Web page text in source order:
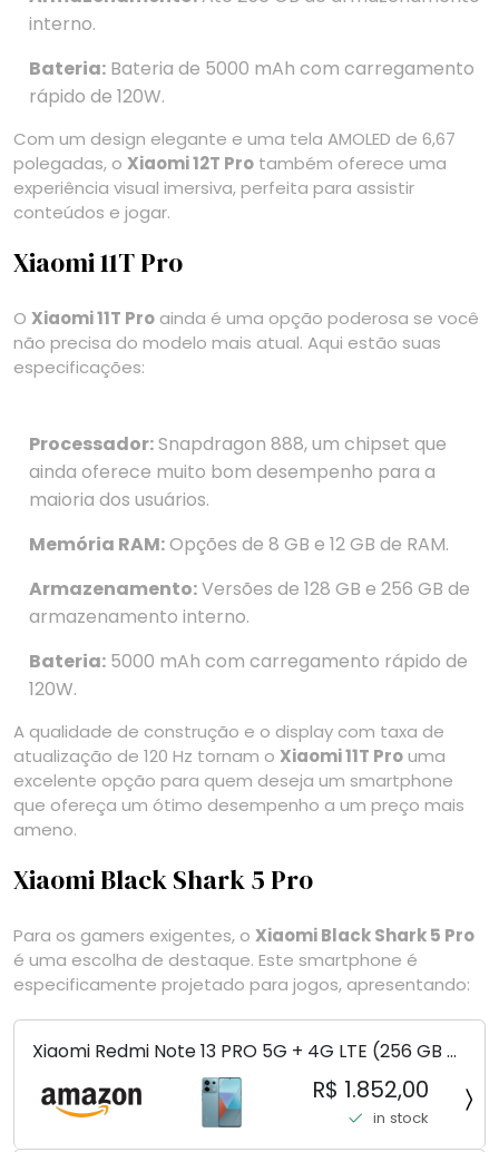
interno.
Bateria: Bateria de 5000 mAh com carregamento
rápido de 120W.
Com um design elegante e uma tela AMOLED de 6,67
polegadas, o Xiaomi 12T Pro também oferece uma
experiência visual imersiva, perfeita para assistir
conteúdos e jogar.
Xiaomi 11T Pro
O Xiaomi 11T Pro ainda é uma opção poderosa se você
não precisa do modelo mais atual. Aqui estão suas
especificações:
Processador:Snapdragon 888, um chipset que
ainda oferece muito bom desempenho para a
maioria dos usuários.
Memória RAM:Opções de 8 GB e 12 GB de RAM.
Armazenamento:Versões de 128 GB e 256 GB de
armazenamento interno.
Bateria: 5000 mAh com carregamento rápido de
120W.
A qualidade de construção e o display com taxa de
atualização de 120 Hz tornam o Xiaomi 11T Prouma
excelente opção para quem deseja um smartphone
que ofereça um ótimo desempenho a um preço mais
ameno.
Xiaomi Black Shark 5 Pro
Para os gamers exigentes, o Xiaomi Black Shark 5 Pro
é uma escolha de destaque. Este smartphone é
especificamente projetado para jogos, apresentando:
Xiaomi Redmi Note 13 PRO 5G + 4G LTE (256 GB +
8 GB) 200 MP Triplo (Mobile Mint Tello e) +
(Pacote de carregador duplo de carro rápido)
(Ocean Teal (ROM))
R$ 1.852,00
in stock